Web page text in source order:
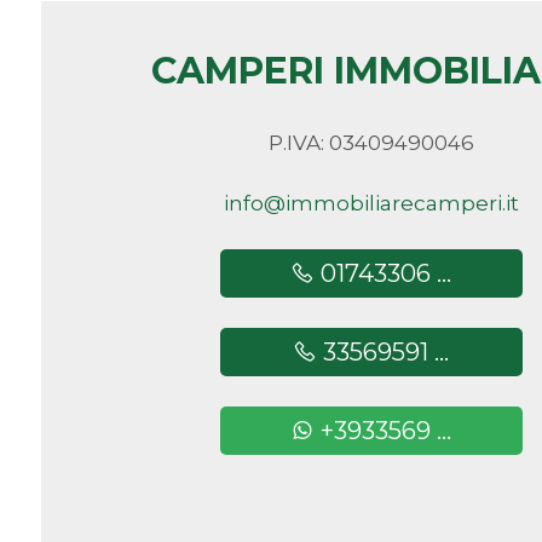
CAMPERI
P.IVA: 03409490046
info@immobiliarecamperi.it
01743306 ...
33569591 ...
+3933569 ...